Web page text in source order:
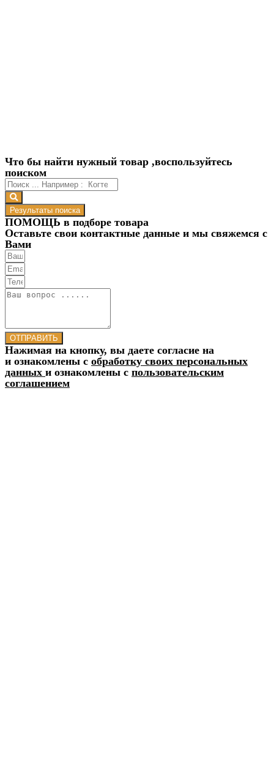
Что бы найти нужный товар ,воспользуйтесь
поиском
Результаты поиска
ПОМОЩЬ в подборе товара
Оставьте свои контактные данные и мы свяжемся с
Вами
ОТПРАВИТЬ
Нажимая на кнопку, вы даете согласие на
и ознакомлены с обработку своих персональных
данных и ознакомлены с пользовательским
соглашением